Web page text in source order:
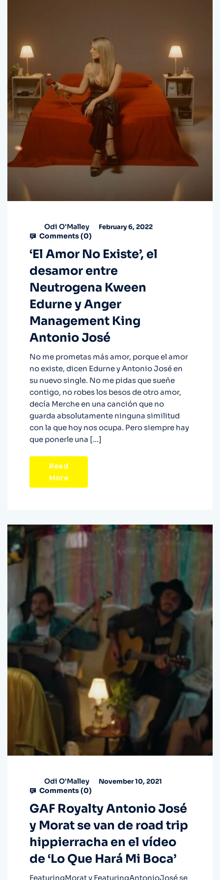
Odi O'Malley February 6, 2022
Comments (0)
‘El Amor No Existe’, el
desamor entre
Neutrogena Kween
Edurne y Anger
Management King
Antonio José
No me prometas más amor, porque el amor
no existe, dicen Edurne y Antonio José en
su nuevo single. No me pidas que sueñe
contigo, no robes los besos de otro amor,
decía Merche en una canción que no
guarda absolutamente ninguna similitud
con la que hoy nos ocupa. Pero siempre hay
que ponerle una […]
Read
More
Odi O'Malley November 10, 2021
Comments (0)
GAF Royalty Antonio José
y Morat se van de road trip
hippierracha en el vídeo
de ‘Lo Que Hará Mi Boca’
FeaturingMorat y FeaturingAntonioJosé se